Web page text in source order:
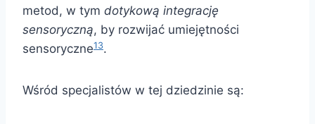
metod, w tym dotykową integrację
sensoryczną, by rozwijać umiejętności
sensoryczne13.
Wśród specjalistów w tej dziedzinie są: